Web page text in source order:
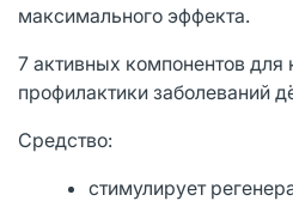
максимального эффекта.
7 активных компонентов для
профилактики заболеваний
Средство:
стимулирует